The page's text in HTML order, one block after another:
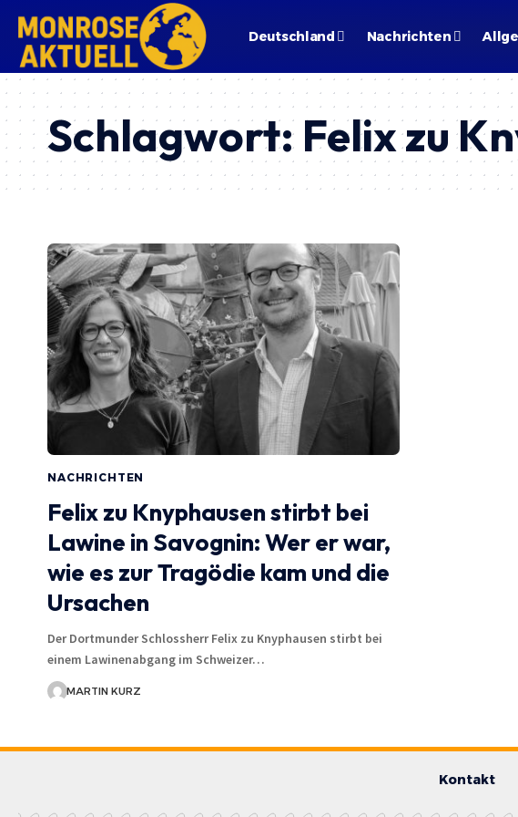
Deutschland Nachrichten
Schlagwort: Felix zu
NACHRICHTEN
Felix zu Knyphausen stirbt bei
Lawine in Savognin: Wer er war,
wie es zur Tragödie kam und die
Ursachen
Der Dortmunder Schlossherr Felix zu Knyphausen stirbt bei
einem Lawinenabgang im Schweizer…
MARTIN KURZ
Kontakt